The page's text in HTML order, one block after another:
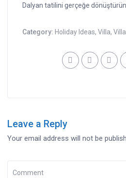
Dalyan tatilini gerçeğe
Category: Holiday Ideas,Villa,
Leave a Reply
Your email address will not be